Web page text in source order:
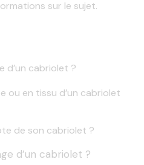
d’un cabriolet ?
ou en tissu d’un cabriolet
de son cabriolet ?
d’un cabriolet ?